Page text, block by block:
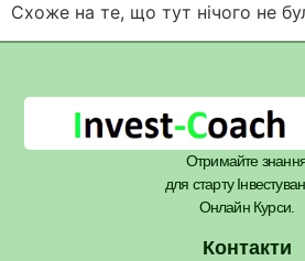
Схоже на те, що тут нічого не
Отримайте
для старту
Онлайн Курси.
Контакти